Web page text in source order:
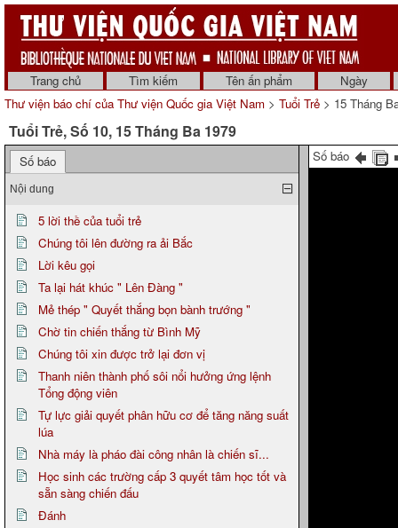
Trang chủ Tìm kiếm Tên ấn phẩm
Ngày
Thư viện báo chí của Thư viện Quốc gia Việt Nam > Tuổi Trẻ > 15 Tháng
Tuổi Trẻ, Số 10, 15 Tháng Ba 1979
Số báo
Nội dung
5 lời thề của tuổi trẻ
Chúng tôi lên đường ra ải Bắc
Lời kêu gọi
Ta lại hát khúc " Lên Đàng "
Mẻ thép " Quyết thắng bọn bành trướng "
Chờ tin chiến thắng từ Bình Mỹ
Chúng tôi xin được trở lại đơn vị
Thanh niên thành phố sôi nổi hưởng ứng lệnh
Tổng động viên
Tự lực giải quyết phân hữu cơ để tăng năng suất
lúa
Nhà máy là pháo đài công nhân là chiến sĩ...
Học sinh các trường cấp 3 quyết tâm học tốt và
sẵn sàng chiến đấu
Đánh
Số báo